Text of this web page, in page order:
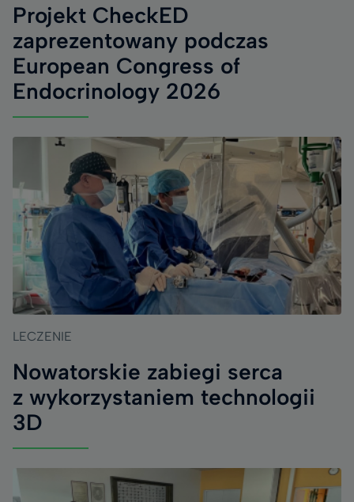
Projekt CheckED
zaprezentowany podczas
European Congress of
Endocrinology 2026
LECZENIE
Nowatorskie zabiegi serca
z wykorzystaniem technologii
3D